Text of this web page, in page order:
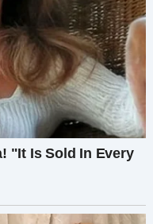
согласиться. Он
мне мою долю.
это. И хотя
это был шаг в
на диване с
обо всём,